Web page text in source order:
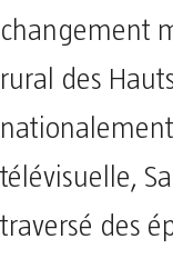
changement
rural des
télévisuelle,
traversé des